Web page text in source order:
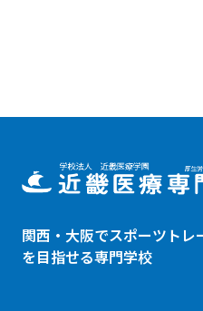
関西・大阪でスポーツトレ
を目指せる専門学校